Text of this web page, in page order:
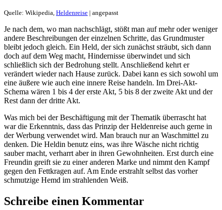
Quelle: Wikipedia, Heldenreise | angepasst
Je nach dem, wo man nachschlägt, stößt man auf mehr oder weniger
andere Beschreibungen der einzelnen Schritte, das Grundmuster
bleibt jedoch gleich. Ein Held, der sich zunächst sträubt, sich dann
doch auf dem Weg macht, Hindernisse überwindet und sich
schließlich sich der Bedrohung stellt. Anschließend kehrt er
verändert wieder nach Hause zurück. Dabei kann es sich sowohl um
eine äußere wie auch eine innere Reise handeln. Im Drei-Akt-
Schema wären 1 bis 4 der erste Akt, 5 bis 8 der zweite Akt und der
Rest dann der dritte Akt.
Was mich bei der Beschäftigung mit der Thematik überrascht hat
war die Erkenntnis, dass das Prinzip der Heldenreise auch gerne in
der Werbung verwendet wird. Man brauch nur an Waschmittel zu
denken. Die Heldin benutz eins, was ihre Wäsche nicht richtig
sauber macht, verharrt aber in ihren Gewohnheiten. Erst durch eine
Freundin greift sie zu einer anderen Marke und nimmt den Kampf
gegen den Fettkragen auf. Am Ende erstrahlt selbst das vorher
schmutzige Hemd im strahlenden Weiß.
Schreibe einen Kommentar